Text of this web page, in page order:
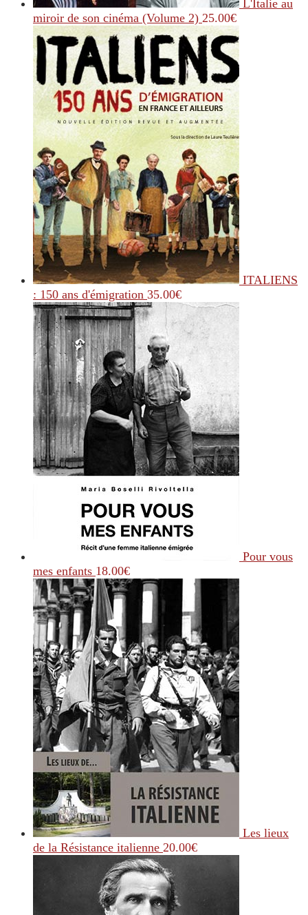
L'Italie au
miroir de son cinéma (Volume 2) 25.00€
ITALIENS
: 150 ans d'émigration 35.00€
Pour vous
mes enfants 18.00€
Les lieux
de la Résistance italienne 20.00€